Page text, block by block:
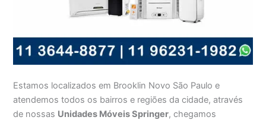
Estamos localizados em Brooklin Novo São Paulo e
atendemos todos os bairros e regiões da cidade, através
de nossas Unidades Móveis Springer, chegamos